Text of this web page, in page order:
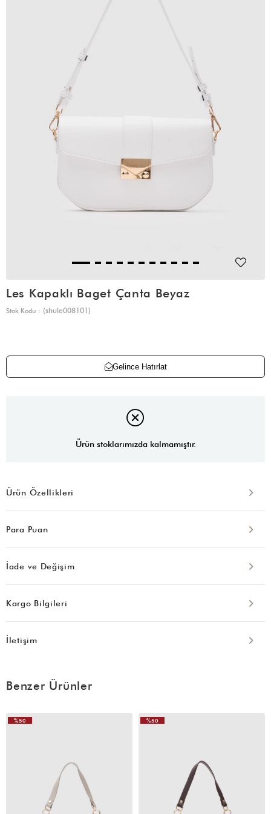
Les Kapaklı Baget Çanta Beyaz
Stok Kodu (shule008101)
Gelince Hatırlat
Ürün stoklarımızda kalmamıştır.
Ürün Özellikleri
Para Puan
İade ve Değişim
Kargo Bilgileri
İletişim
Benzer Ürünler
%50 %50